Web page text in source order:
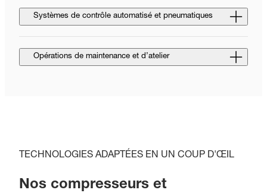
Systèmes de contrôle automatisé et pneumatiques
Opérations de maintenance et d’atelier
TECHNOLOGIES ADAPTÉES EN UN COUP D'ŒIL
Nos compresseurs et